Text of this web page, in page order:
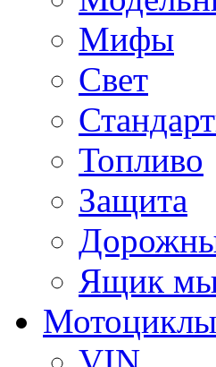
Мифы
Свет
Топливо
Защита
Ящик
Мотоциклы